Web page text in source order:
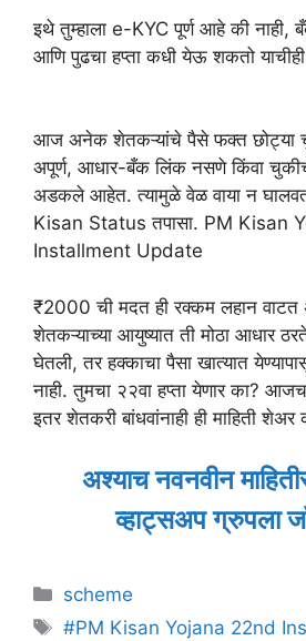
इथे तुम्हाला e-KYC पूर्ण आहे की
आणि पुढचा हप्ता कधी येऊ शकतो याचीही
आज अनेक शेतकऱ्यांचे पैसे फक्त छोट्या
अपूर्ण, आधार-बँक लिंक नसणे किंवा
अडकले आहेत. त्यामुळे वेळ वाया न
Kisan Status तपासा. PM Kisan
Installment Update
₹2000 ची मदत ही रक्कम लहान वाटत
शेतकऱ्याच्या आयुष्यात ती मोठा आधार
घेतली, तर हक्काचा पैसा खात्यात
नाही. तुमचा २२वा हप्ता येणार का?
इतर शेतकरी बांधवांनाही ही माहिती शेअर
अश्याच नवनवीन
व्हाट्सअप ग्रुपला
Categories
scheme
Tags
#PM Kisan Yojana 22nd